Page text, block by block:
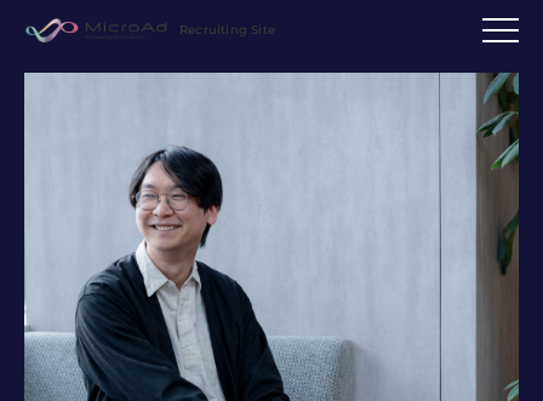
Recruiting Site